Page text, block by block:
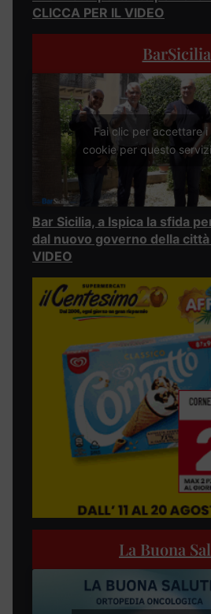
CLICCA PER IL VIDEO
BarSicilia
Fai clic per accettare i
cookie per questo
Bar Sicilia, a Ispica la sfida
dal nuovo governo della città
VIDEO
La Buona